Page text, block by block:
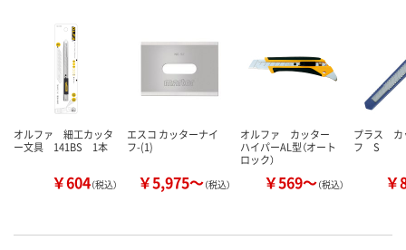
（次回入荷日未定）
数量
カ
オルファ 細工カッタ
ー文具 141BS 1本
￥604（税込）
エスコ カッターナイ
フ-(1)
￥5,975～（税込）
オルファ カッター
ハイパーAL型（オート
ロック）
￥569～（税込）
プラス カ
フ S
￥